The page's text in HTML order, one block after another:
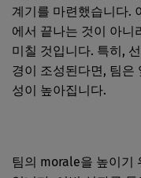
계기를 마련했습니다.
에서 끝나는 것이 아니
미칠 것입니다. 특히,
경이 조성된다면, 팀은
성이 높아집니다.
팀의 morale을 높이기